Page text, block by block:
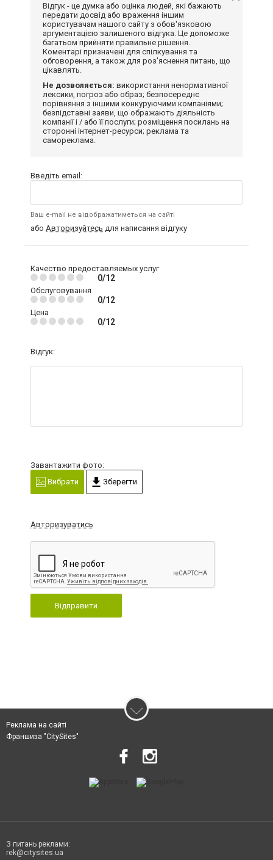
Відгук - це думка або оцінка людей, які бажають
передати досвід або враження іншим
користувачам нашого сайту з обов'язковою
аргументацією залишеного відгука. Це допоможе
багатьом прийняти правильне рішення.
Коментарі призначені для спілкування та
обговорення, а також для роз'яснення питань, що
цікавлять.
Не дозволяється: використання ненормативної
лексики, погроз або образ; безпосереднє
порівняння з іншими конкуруючими компаніями;
безпідставні заяви, що ображають діяльність
компанії і / або її послуги; розміщення посилань на
сторонні інтернет-ресурси; реклама та
самореклама.
Введіть email:
Ваш e-mail не відображатиметься на сайті
або Авторизуйтесь для написання відгуку
Качество предоставляемых услуг
0/12
Обслуговування
0/12
Цена
0/12
Відгук:
Завантажити фото:
Вибрати
Зберегти
Авторизуватись
Відправити
Реклама на сайті
Франшиза "CitySites"
З питань реклами:
rek@citysites.ua